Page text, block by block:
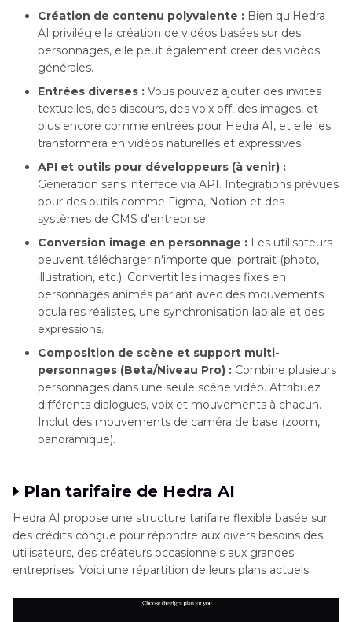
Création de contenu polyvalente : Bien qu'Hedra
AI privilégie la création de vidéos basées sur des
personnages, elle peut également créer des vidéos
générales.
Entrées diverses : Vous pouvez ajouter des invites
textuelles, des discours, des voix off, des images, et
plus encore comme entrées pour Hedra AI, et elle les
transformera en vidéos naturelles et expressives.
API et outils pour développeurs (à venir) :
Génération sans interface via API. Intégrations prévues
pour des outils comme Figma, Notion et des
systèmes de CMS d'entreprise.
Conversion image en personnage : Les utilisateurs
peuvent télécharger n'importe quel portrait (photo,
illustration, etc.). Convertit les images fixes en
personnages animés parlant avec des mouvements
oculaires réalistes, une synchronisation labiale et des
expressions.
Composition de scène et support multi-
personnages (Beta/Niveau Pro) : Combine plusieurs
personnages dans une seule scène vidéo. Attribuez
différents dialogues, voix et mouvements à chacun.
Inclut des mouvements de caméra de base (zoom,
panoramique).
Plan tarifaire de Hedra AI
Hedra AI propose une structure tarifaire flexible basée sur
des crédits conçue pour répondre aux divers besoins des
utilisateurs, des créateurs occasionnels aux grandes
entreprises. Voici une répartition de leurs plans actuels :